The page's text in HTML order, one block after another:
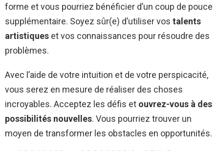
forme et vous pourriez bénéficier d’un coup de pouce
supplémentaire. Soyez sûr(e) d’utiliser vos talents
artistiques et vos connaissances pour résoudre des
problèmes.
Avec l’aide de votre intuition et de votre perspicacité,
vous serez en mesure de réaliser des choses
incroyables. Acceptez les défis et ouvrez-vous à des
possibilités nouvelles. Vous pourriez trouver un
moyen de transformer les obstacles en opportunités.